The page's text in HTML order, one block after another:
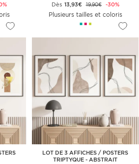
Dès 13,93€ 19,90€ -30%
Plusieurs tailles et coloris
LOT DE 3 AFFICHES / POSTERS
TRIPTYQUE - ABSTRAIT